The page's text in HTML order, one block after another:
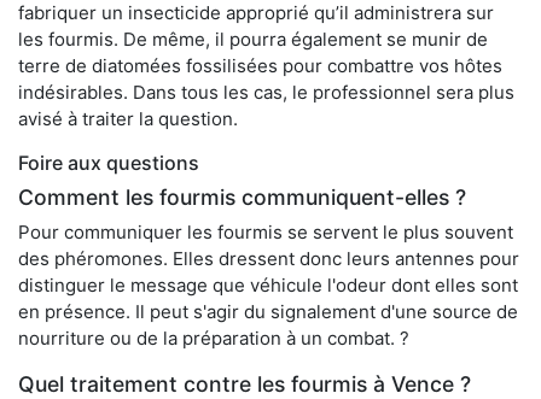
fabriquer un insecticide approprié qu’il administrera sur
les fourmis. De même, il pourra également se munir de
terre de diatomées fossilisées pour combattre vos hôtes
indésirables. Dans tous les cas, le professionnel sera plus
avisé à traiter la question.
Foire aux questions
Comment les fourmis communiquent-elles ?
Pour communiquer les fourmis se servent le plus souvent
des phéromones. Elles dressent donc leurs antennes pour
distinguer le message que véhicule l'odeur dont elles sont
en présence. Il peut s'agir du signalement d'une source de
nourriture ou de la préparation à un combat. ?
Quel traitement contre les fourmis à Vence ?